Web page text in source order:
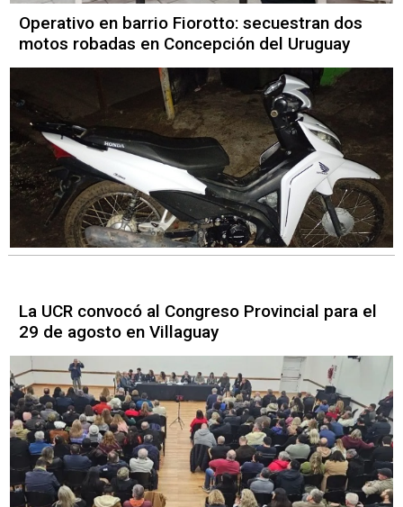
Operativo en barrio Fiorotto: secuestran dos
motos robadas en Concepción del Uruguay
La UCR convocó al Congreso Provincial para el
29 de agosto en Villaguay